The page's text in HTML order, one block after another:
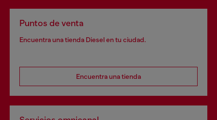
Puntos de venta
Encuentra una tienda Diesel en tu ciudad.
Encuentra una tienda